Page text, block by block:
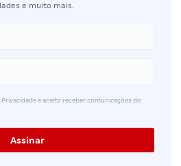
e muito mais.
e aceito receber comunicações do